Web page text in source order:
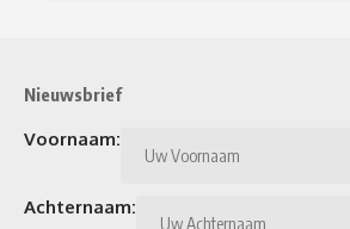
Nieuwsbrief
Voornaam:
Achternaam: